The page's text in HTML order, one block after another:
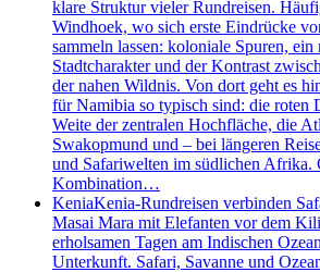
klare Struktur vieler Rundreisen.
Windhoek, wo sich erste Eindrücke
sammeln lassen: koloniale Spuren, ein
Stadtcharakter und der Kontrast
der nahen Wildnis. Von dort geht es
für Namibia so typisch sind: die roten
Weite der zentralen Hochfläche, die
Swakopmund und – bei längeren
und Safariwelten im südlichen Afrika.
Kombination…
KeniaKenia-Rundreisen verbinden
Masai Mara mit Elefanten vor dem
erholsamen Tagen am Indischen
Unterkunft. Safari, Savanne und